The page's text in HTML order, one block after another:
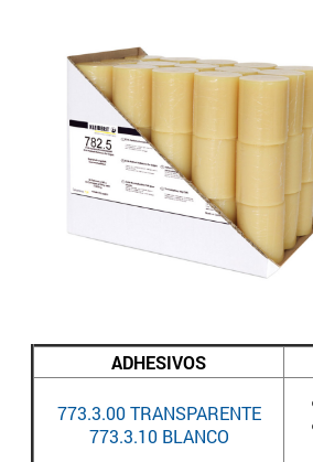
ADHESIVOS
773.3.00 TRANSPARENTE
773.3.10 BLANCO